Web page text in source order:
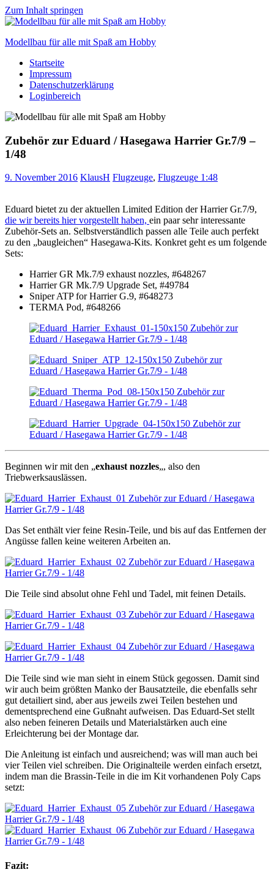
Zum Inhalt springen
Modellbau für alle mit Spaß am Hobby
Scale
modelling
to
Startseite
Impressum
Datenschutzerklärung
Loginbereich
Zubehör zur Eduard / Hasegawa Harrier Gr.7/9 –
1/48
9. November 2016 KlausH Flugzeuge, Flugzeuge 1:48
Eduard bietet zu der aktuellen Limited Edition der Harrier Gr.7/9,
die wir bereits hier vorgestellt haben, ein paar sehr interessante
Zubehör-Sets an. Selbstverständlich passen alle Teile auch perfekt
zu den „baugleichen“ Hasegawa-Kits. Konkret geht es um folgende
Sets:
Harrier GR Mk.7/9 exhaust nozzles, #648267
Harrier GR Mk.7/9 Upgrade Set, #49784
Sniper ATP for Harrier G.9, #648273
TERMA Pod, #648266
Beginnen wir mit den „exhaust nozzles„, also den
Triebwerksauslässen.
Das Set enthält vier feine Resin-Teile, und bis auf das Entfernen der
Angüsse fallen keine weiteren Arbeiten an.
Die Teile sind absolut ohne Fehl und Tadel, mit feinen Details.
Die Teile sind wie man sieht in einem Stück gegossen. Damit sind
wir auch beim größten Manko der Bausatzteile, die ebenfalls sehr
gut detailiert sind, aber aus jeweils zwei Teilen bestehen und
dementsprechend eine Gußnaht aufweisen. Das Eduard-Set stellt
also neben feineren Details und Materialstärken auch eine
Erleichterung bei der Montage dar.
Die Anleitung ist einfach und ausreichend; was will man auch bei
vier Teilen viel schreiben. Die Originalteile werden einfach ersetzt,
indem man die Brassin-Teile in die im Kit vorhandenen Poly Caps
setzt:
Fazit: